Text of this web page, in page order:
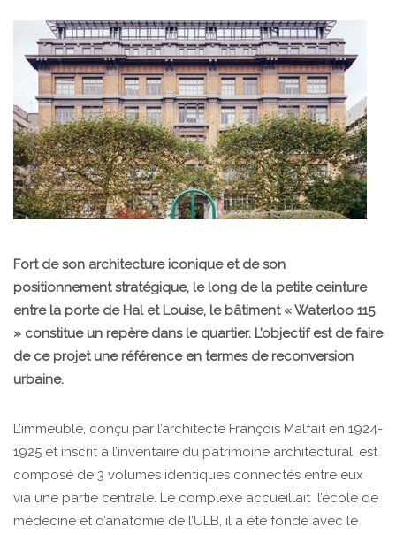
Fort de son architecture iconique et de son
positionnement stratégique, le long de la petite ceinture
entre la porte de Hal et Louise, le bâtiment « Waterloo 115
» constitue un repère dans le quartier. L’objectif est de faire
de ce projet une référence en termes de reconversion
urbaine.
L’immeuble, conçu par l’architecte François Malfait en 1924-
1925 et inscrit à l’inventaire du patrimoine architectural, est
composé de 3 volumes identiques connectés entre eux
via une partie centrale. Le complexe accueillait l’école de
médecine et d’anatomie de l’ULB, il a été fondé avec le